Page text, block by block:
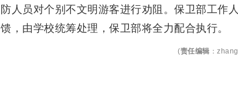
防人员对个别不文明游客进行劝阻。保卫部工作
馈，由学校统筹处理，保卫部将全力配合执行。
(责任编辑 ：